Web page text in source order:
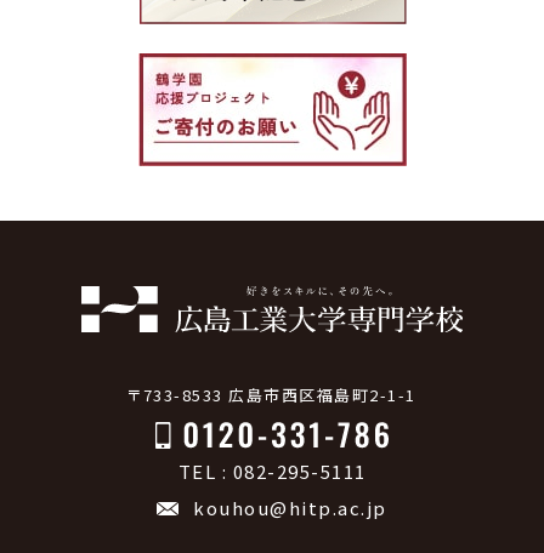
〒733-8533 広島市西区福島町2-1-1
TEL : 082-295-5111
kouhou@hitp.ac.jp